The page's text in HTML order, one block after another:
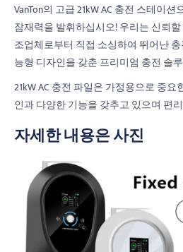
VanTon의 고급 21kW AC 충전 스테이
잠재력을 발휘하십시오! 우리는 신뢰
조업체로부터 직접 소싱하여 뛰어난
능형 디자인을 갖춘 프리미엄 충전 솔
21kW AC 충전 파일은 가정용으로 중요
인과 다양한 기능을 갖추고 있으며 편
자세한 내용은 사진